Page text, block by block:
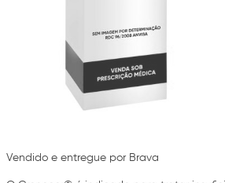
Vendido e entregue por Brava